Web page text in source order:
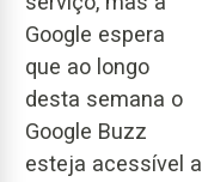
Google espera
que ao longo
desta semana o
Google Buzz
esteja acessível a